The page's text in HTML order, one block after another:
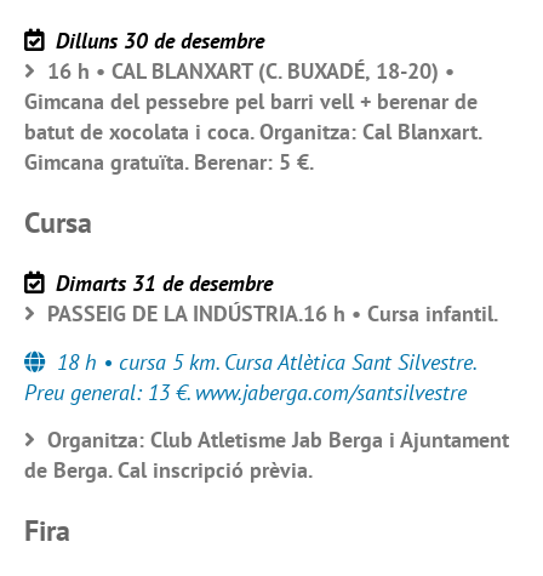
Dilluns 30 de desembre
16 h • CAL BLANXART (C. BUXADÉ, 18-20) •
Gimcana del pessebre pel barri vell + berenar de
batut de xocolata i coca. Organitza: Cal Blanxart.
Gimcana gratuïta. Berenar: 5 €.
Cursa
Dimarts 31 de desembre
PASSEIG DE LA INDÚSTRIA.16 h • Cursa infantil.
18 h • cursa 5 km. Cursa Atlètica Sant Silvestre.
Preu general: 13 €. www.jaberga.com/santsilvestre
Organitza: Club Atletisme Jab Berga i Ajuntament
de Berga. Cal inscripció prèvia.
Fira